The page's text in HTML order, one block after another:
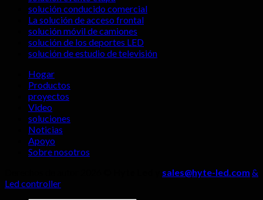
de
pantallas
LED
para
exteriores,
solución conducido comercial
La solución de acceso frontal
solución móvil de camiones
solución de los deportes LED
solución de estudio de televisión
Hogar
Productos
proyectos
Video
soluciones
Noticias
Apoyo
Sobre nosotros
sales@hyte-led.com &
Led controller